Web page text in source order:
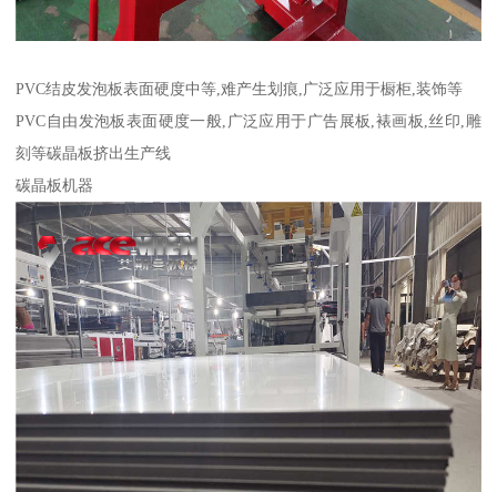
PVC结皮发泡板表面硬度中等,难产生划痕,广泛应用于橱柜,装饰等
PVC自由发泡板表面硬度一般,广泛应用于广告展板,裱画板,丝印,雕
刻等碳晶板挤出生产线
碳晶板机器